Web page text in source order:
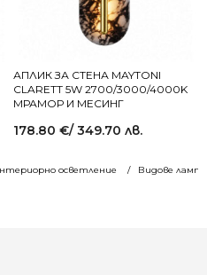
осветление Видове
АПЛИК ЗА СТЕНА MAYTONI
CLARETT 5W 2700/3000/4000K
МРАМОР И МЕСИНГ
178.80 €/ 349.70 лв.